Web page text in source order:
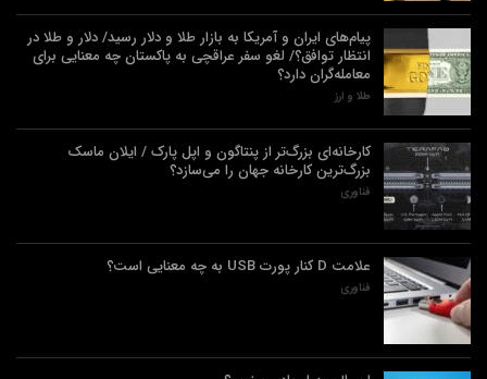
پیام‌های ایران و آمریکا به بازار طلا و دلار رسید/ دلار و طلا در
انتظار توافق؟/ لغو سفر عراقچی به پاکستان چه معنایی برای
معامله‌گران دارد؟
طلا و ارز
کارخانه‌ای بزرگ‌تر از پنتاگون و اپل پارک / ایلان ماسک
بزرگ‌ترین کارخانه جهان را می‌سازد؟
فناوری
علامت D کنار پورت USB به چه معنایی است؟
فناوری